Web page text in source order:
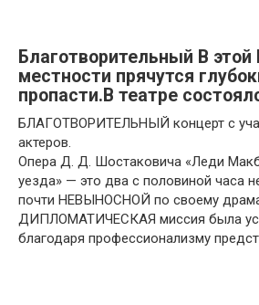
Благотворительный В
местности прячутся
пропасти.В театре
БЛАГОТВОРИТЕЛЬНЫЙ концерт с
актеров.
Опера Д. Д. Шостаковича «Леди
уезда» — это два с половиной часа
почти НЕВЫНОСНОЙ по своему
ДИПЛОМАТИЧЕСКАЯ миссия была
благодаря профессионализму